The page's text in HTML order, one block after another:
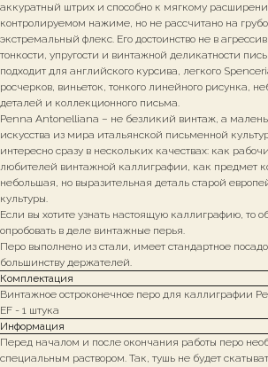
аккуратный штрих и способно к мягкому
контролируемом нажиме, но не рассчитано на
экстремальный флекс. Его достоинство не в
тонкости, упругости и винтажной деликатности
подходит для английского курсива, легкого
росчерков, виньеток, тонкого линейного рисунка,
деталей и коллекционного письма.
Penna Antonelliana – не безликий винтаж, а
искусства из мира итальянской письменной
интересно сразу в нескольких качествах: как
любителей винтажной каллиграфии, как предмет
небольшая, но выразительная деталь старой
культуры.
Если вы хотите узнать настоящую каллиграфию, то
опробовать в деле винтажные перья.
Перо выполнено из стали, имеет стандартное
большинству держателей.
Комплектация
Винтажное остроконечное перо для каллиграфии
EF - 1 штука
Информация
Перед началом и после окончания работы перо
специальным раствором. Так, тушь не будет